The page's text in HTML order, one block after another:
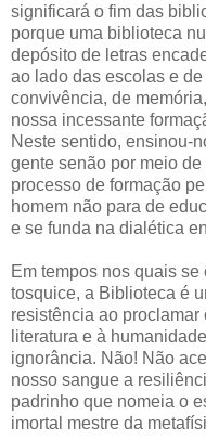
significará o fim das
porque uma biblioteca
depósito de letras
ao lado das escolas e
convivência, de
nossa incessante
Neste sentido, ensinou-
gente senão por meio
processo de formação
homem não para de
e se funda na dialética
Em tempos nos quais
tosquice, a Biblioteca é
resistência ao proclamar
literatura e à
ignorância. Não! Não
nosso sangue a
padrinho que nomeia o
imortal mestre da